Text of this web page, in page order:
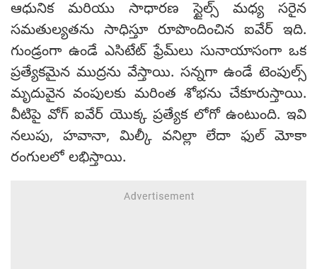
ఆధునిక మరియు సాధారణ స్టైల్స్ మధ్య సరైన
సమతుల్యతను సాధిస్తూ రూపొందించిన ఐవేర్ ఇది.
గుండ్రంగా ఉండే ఎసిటేట్ ఫ్రేమ్‌లు సునాయాసంగా ఒక
ప్రత్యేకమైన ముద్రను వేస్తాయి. సన్నగా ఉండే టెంపుల్స్
మృదువైన వంపులకు మరింత శోభను చేకూరుస్తాయి.
వీటిపై వోగ్ ఐవేర్ యొక్క ప్రత్యేక లోగో ఉంటుంది. ఇవి
నలుపు, హవానా, మిల్కీ వనిల్లా లేదా ఫుల్ మోకా
రంగులలో లభిస్తాయి.